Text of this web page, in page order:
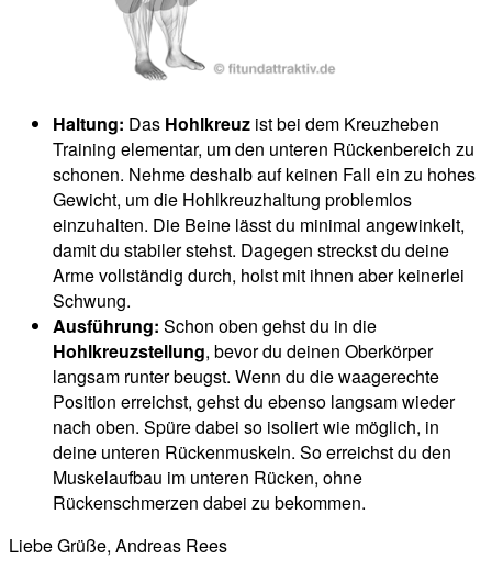
Haltung: Das Hohlkreuz ist bei dem Kreuzheben
Training elementar, um den unteren Rückenbereich zu
schonen. Nehme deshalb auf keinen Fall ein zu hohes
Gewicht, um die Hohlkreuzhaltung problemlos
einzuhalten. Die Beine lässt du minimal angewinkelt,
damit du stabiler stehst. Dagegen streckst du deine
Arme vollständig durch, holst mit ihnen aber keinerlei
Schwung.
Ausführung: Schon oben gehst du in die
Hohlkreuzstellung, bevor du deinen Oberkörper
langsam runter beugst. Wenn du die waagerechte
Position erreichst, gehst du ebenso langsam wieder
nach oben. Spüre dabei so isoliert wie möglich, in
deine unteren Rückenmuskeln. So erreichst du den
Muskelaufbau im unteren Rücken, ohne
Rückenschmerzen dabei zu bekommen.
Liebe Grüße, Andreas Rees